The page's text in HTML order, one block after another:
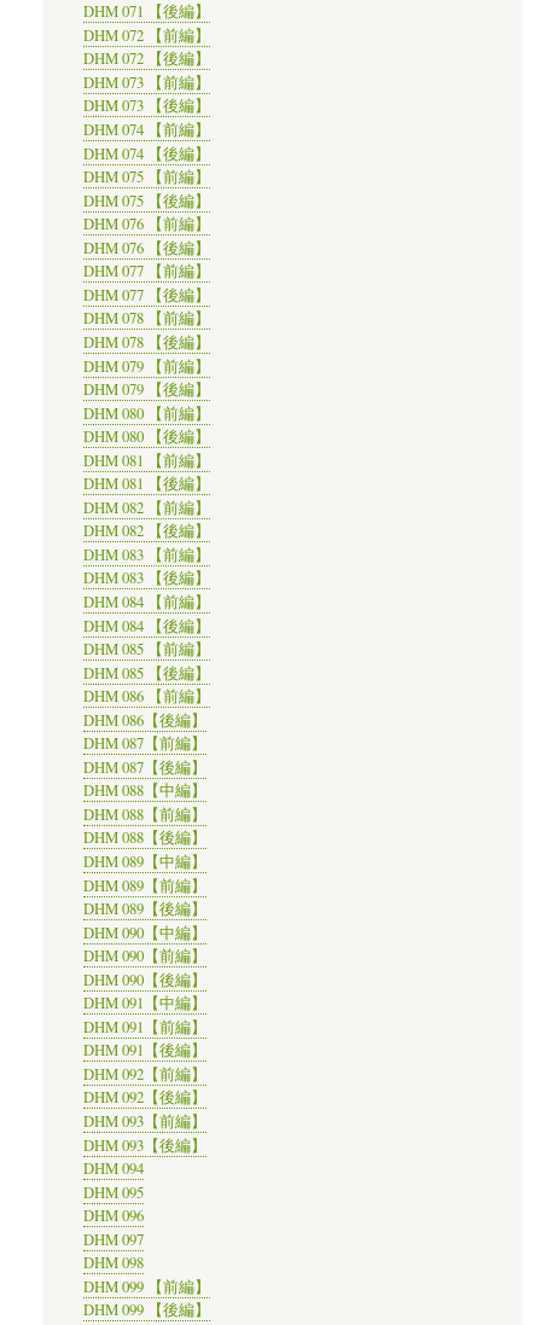
DHM 071 【後編】
DHM 072 【前編】
DHM 072 【後編】
DHM 073 【前編】
DHM 073 【後編】
DHM 074 【前編】
DHM 074 【後編】
DHM 075 【前編】
DHM 075 【後編】
DHM 076 【前編】
DHM 076 【後編】
DHM 077 【前編】
DHM 077 【後編】
DHM 078 【前編】
DHM 078 【後編】
DHM 079 【前編】
DHM 079 【後編】
DHM 080 【前編】
DHM 080 【後編】
DHM 081 【前編】
DHM 081 【後編】
DHM 082 【前編】
DHM 082 【後編】
DHM 083 【前編】
DHM 083 【後編】
DHM 084 【前編】
DHM 084 【後編】
DHM 085 【前編】
DHM 085 【後編】
DHM 086 【前編】
DHM 086【後編】
DHM 087【前編】
DHM 087【後編】
DHM 088【中編】
DHM 088【前編】
DHM 088【後編】
DHM 089【中編】
DHM 089【前編】
DHM 089【後編】
DHM 090【中編】
DHM 090【前編】
DHM 090【後編】
DHM 091【中編】
DHM 091【前編】
DHM 091【後編】
DHM 092【前編】
DHM 092【後編】
DHM 093【前編】
DHM 093【後編】
DHM 094
DHM 095
DHM 096
DHM 097
DHM 098
DHM 099 【前編】
DHM 099 【後編】